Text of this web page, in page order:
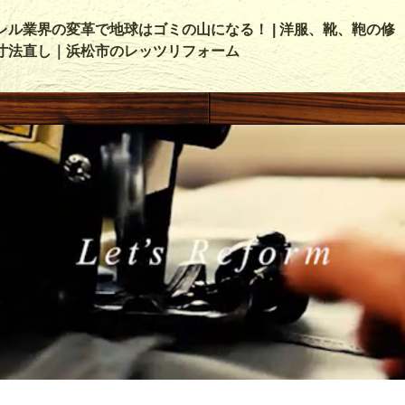
ル業界の変革で地球はゴミの山になる！ | 洋服、靴、鞄の修
法直し｜浜松市のレッツリフォーム